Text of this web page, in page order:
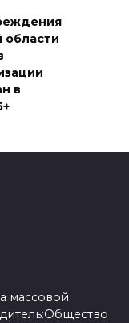
области
в
массовой